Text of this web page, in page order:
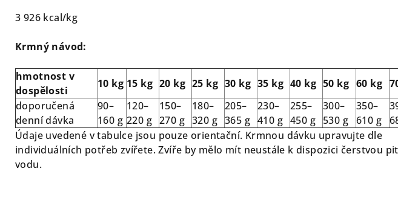
3 926 kcal/kg
Krmný návod:
hmotnost v
dospělosti
10 kg 15 kg 20 kg 25 kg 30 kg 35 kg 40 kg 50 kg 60 kg
doporučená
denní dávka
90–
160 g
120–
220 g
150–
270 g
180–
320 g
205–
365 g
230–
410 g
255–
450 g
300–
530 g
350–
610 g
Údaje uvedené v tabulce jsou pouze orientační. Krmnou dávku upravujte dle
individuálních potřeb zvířete. Zvíře by mělo mít neustále k dispozici čerstvou
vodu.